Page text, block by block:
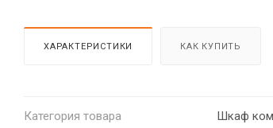
ХАРАКТЕРИСТИКИ КАК КУПИТЬ
Категория товара Шкаф